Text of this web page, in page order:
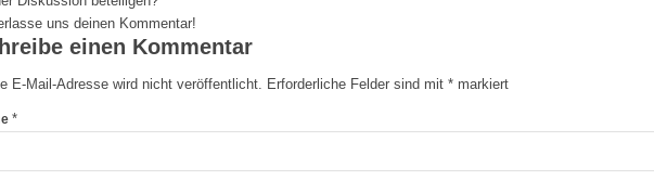
uns deinen Kommentar!
einen Kommentar
E-Mail-Adresse wird nicht veröffentlicht. Erforderliche Felder sind mit * markiert
*